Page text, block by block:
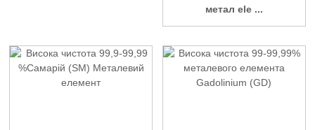
метал ele ...